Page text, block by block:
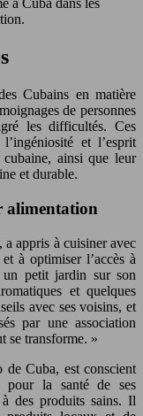
à Cuba dans les
Cubains en matière
de personnes
les difficultés. Ces
et l’esprit
cubaine, ainsi que leur
et durable.
alimentation
appris à cuisiner avec
à optimiser l’accès à
un petit jardin sur son
et quelques
avec ses voisins, et
par une association
se transforme. »
de Cuba, est conscient
pour la santé de ses
à des produits sains. Il